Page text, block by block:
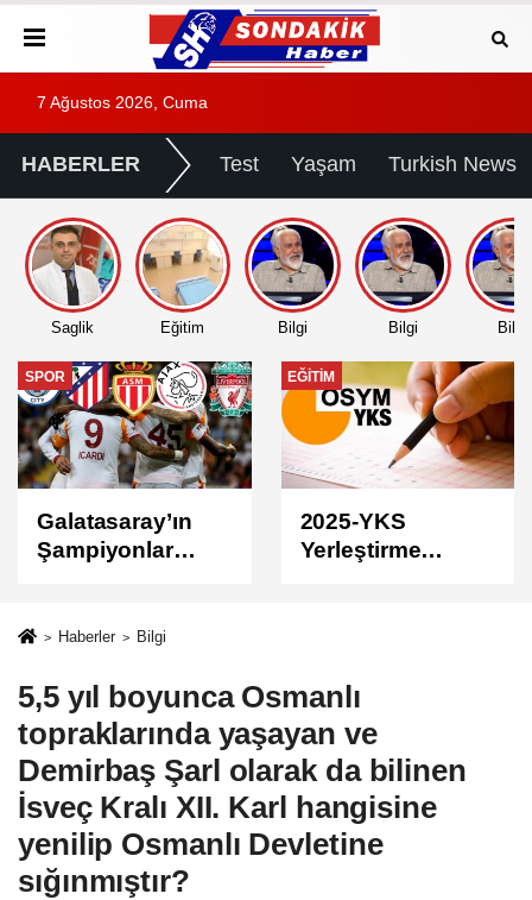
7 Ağustos 2026, Cuma
HABERLER Test Yaşam Turkish News
Saglik Eğitim Bilgi Bilgi Bilgi
EĞITIM
2025-YKS
Yerleştirme
Sonuçlar
Açıldı
EĞITIM
2025 DGS Sınav
Sonuçları
Haberler Bilgi
5,5 yıl boyunca Osmanlı
topraklarında yaşayan ve
Demirbaş Şarl olarak da bilinen
İsveç Kralı XII. Karl hangisine
yenilip Osmanlı Devletine
sığınmıştır?